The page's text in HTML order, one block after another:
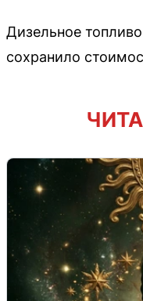
Дизельное
сохранило